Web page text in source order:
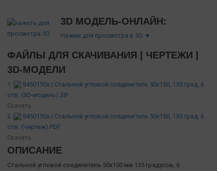
3D МОДЕЛЬ-ОНЛАЙН:
Нажми для просмотра в 3D ▼
ФАЙЛЫ ДЛЯ СКАЧИВАНИЯ | ЧЕРТЕЖИ |
3D-МОДЕЛИ
1.
8450150s | Стальной угловой соединитель 50х150, 135 град, 6
отв. (3D-модель).ZIP
Скачать
2.
8450150s | Стальной угловой соединитель 50х150, 135 град, 6
отв. (Чертеж).PDF
Скачать
ОПИСАНИЕ
Стальной угловой соединитель 50х150 мм 135 градусов, 6